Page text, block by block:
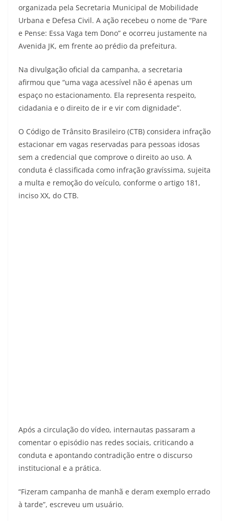
organizada pela Secretaria Municipal de Mobilidade
Urbana e Defesa Civil. A ação recebeu o nome de “Pare
e Pense: Essa Vaga tem Dono” e ocorreu justamente na
Avenida JK, em frente ao prédio da prefeitura.
Na divulgação oficial da campanha, a secretaria
afirmou que “uma vaga acessível não é apenas um
espaço no estacionamento. Ela representa respeito,
cidadania e o direito de ir e vir com dignidade”.
O Código de Trânsito Brasileiro (CTB) considera infração
estacionar em vagas reservadas para pessoas idosas
sem a credencial que comprove o direito ao uso. A
conduta é classificada como infração gravíssima, sujeita
a multa e remoção do veículo, conforme o artigo 181,
inciso XX, do CTB.
Após a circulação do vídeo, internautas passaram a
comentar o episódio nas redes sociais, criticando a
conduta e apontando contradição entre o discurso
institucional e a prática.
“Fizeram campanha de manhã e deram exemplo errado
à tarde”, escreveu um usuário.